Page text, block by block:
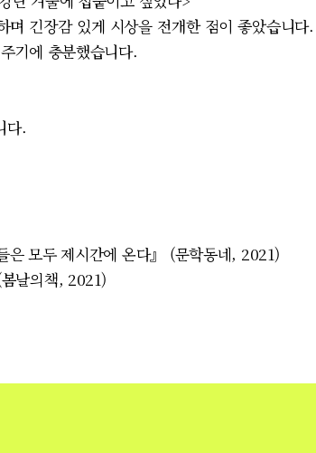
며 긴장감 있게 시상을 전개한 점이 좋았습니
기에 충분했습니다.
다.
은 모두 제시간에 온다』 (문학동네, 2021)
날의책, 2021)